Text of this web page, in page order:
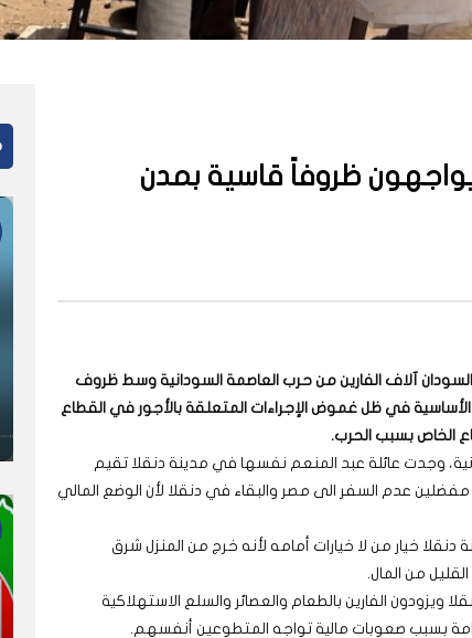
ظروفاً قاسية بمدن
آلاف الفارين من حرب العاصمة السودانية وسط ظروف
في ظل غموض الإجراءات المتعلقة بالأجور في القطاع
وجدت عائلة عبد المنعم نفسها في مدينة دنقلا تقيم
عدم السفر الى مصر والبقاء في دنقلا لأن الوضع المالي
خيار من لا خيارات أمامه لأنه خرج من المنزل شرق
من المال.
ويزودون الفارين بالطعام والعصائر والسلع الاستهلاكية
بسبب صعوبات مالية تواجه المتطوعين أنفسهم.